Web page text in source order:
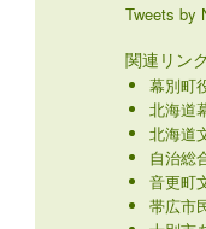
Tweets by
関連リンク
幕別町
北海道
北海道
自治総
音更町
帯広市